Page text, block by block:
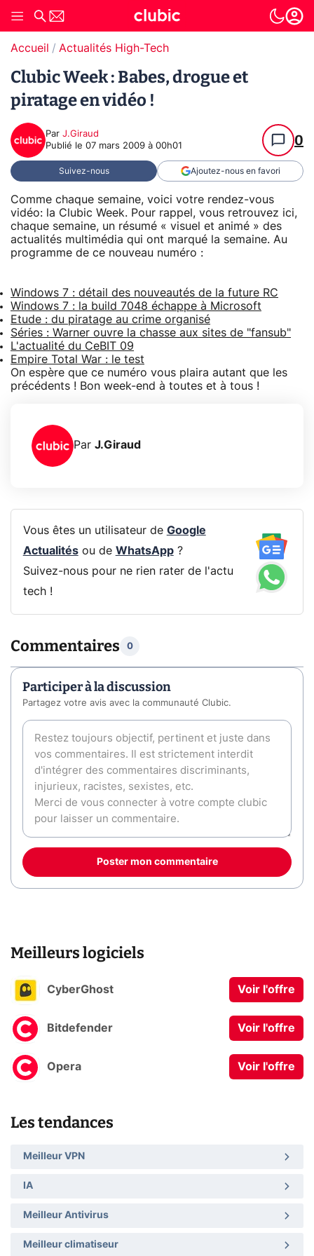
Accueil Actualités High-Tech
Clubic Week : Babes, drogue et
piratage en vidéo !
Par J.Giraud
Publié le 07 mars 2009 à 00h01 0
Suivez-nous Ajoutez-nous en favori
Comme chaque semaine, voici votre rendez-vous
vidéo: la Clubic Week. Pour rappel, vous retrouvez ici,
chaque semaine, un résumé « visuel et animé » des
actualités multimédia qui ont marqué la semaine. Au
programme de ce nouveau numéro :
Windows 7 : détail des nouveautés de la future RC
Windows 7 : la build 7048 échappe à Microsoft
Etude : du piratage au crime organisé
Séries : Warner ouvre la chasse aux sites de "fansub"
L'actualité du CeBIT 09
Empire Total War : le test
On espère que ce numéro vous plaira autant que les
précédents ! Bon week-end à toutes et à tous !
Par J.Giraud
Vous êtes un utilisateur de Google
Actualitésou de WhatsApp?
Suivez-nous pour ne rien rater de l'actu
tech !
Commentaires 0
Participer à la discussion
Partagez votre avis avec la communauté Clubic.
Poster mon commentaire
Meilleurs logiciels
CyberGhost Voir l'offre
Bitdefender Voir l'offre
Opera Voir l'offre
Les tendances
Meilleur VPN
IA
Meilleur Antivirus
Meilleur climatiseur